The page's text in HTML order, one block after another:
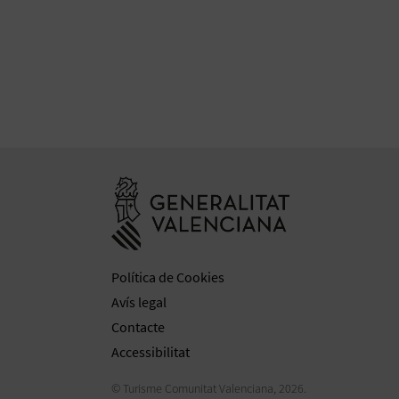
Política de Cookies
Avís legal
Contacte
Accessibilitat
© Turisme Comunitat Valenciana, 2026.